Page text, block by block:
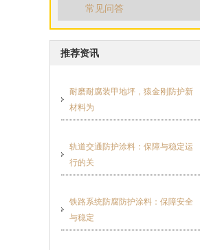
常见问答
推荐资讯
耐磨耐腐装甲地坪，猿金刚防护新
材料为
轨道交通防护涂料：保障与稳定运
行的关
铁路系统防腐防护涂料：保障安全
与稳定